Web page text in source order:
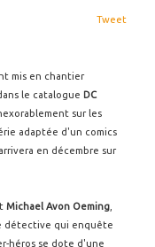
Tweet
mis en chantier
le catalogue DC
sur les
adaptée d'un comics
en décembre sur
Michael Avon Oeming
détective qui enquête
héros se dote d'une